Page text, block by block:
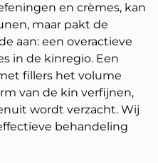
en crèmes, kan
maar pakt de
aan: een overactieve
in de kinregio. Een
fillers het volume
van de kin verfijnen,
wordt verzacht. Wij
behandeling